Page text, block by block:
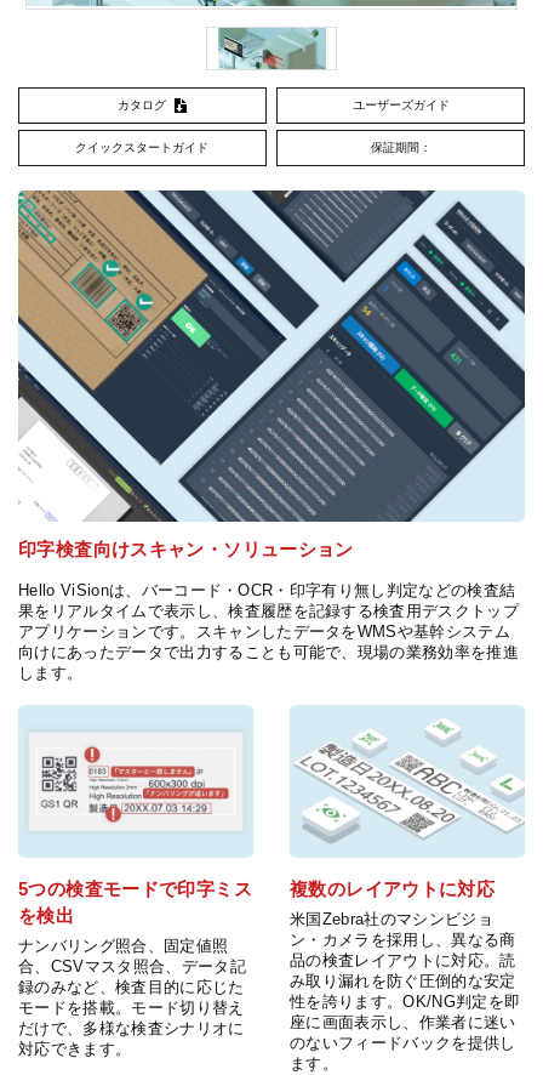
カタログ ユーザーズガイド
クイックスタートガイド 保証期間：
印字検査向けスキャン・ソリューション
Hello ViSionは、バーコード・OCR・印字有り無し判定などの検査結
果をリアルタイムで表示し、検査履歴を記録する検査用デスクトップ
アプリケーションです。スキャンしたデータをWMSや基幹システム
向けにあったデータで出力することも可能で、現場の業務効率を推進
します。
5つの検査モードで印字ミス
を検出
ナンバリング照合、固定値照
合、CSVマスタ照合、データ記
録のみなど、検査目的に応じた
モードを搭載。モード切り替え
だけで、多様な検査シナリオに
対応できます。
複数のレイアウトに対応
米国Zebra社のマシンビジョ
ン・カメラを採用し、異なる商
品の検査レイアウトに対応。読
み取り漏れを防ぐ圧倒的な安定
性を誇ります。OK/NG判定を即
座に画面表示し、作業者に迷い
のないフィードバックを提供し
ます。